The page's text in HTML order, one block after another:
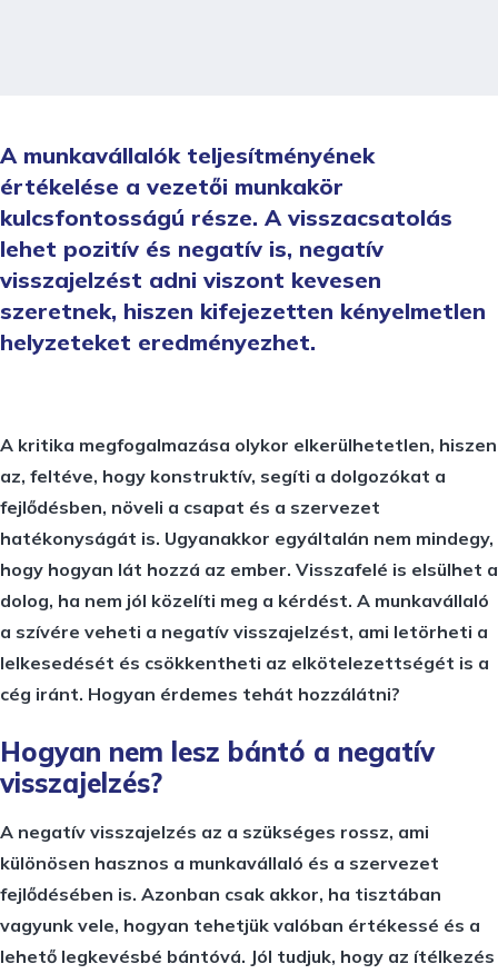
A munkavállalók teljesítményének
értékelése a vezetői munkakör
kulcsfontosságú része. A visszacsatolás
lehet pozitív és negatív is, negatív
visszajelzést adni viszont kevesen
szeretnek, hiszen kifejezetten kényelmetlen
helyzeteket eredményezhet.
A kritika megfogalmazása olykor elkerülhetetlen, hiszen
az, feltéve, hogy konstruktív, segíti a dolgozókat a
fejlődésben, növeli a csapat és a szervezet
hatékonyságát is. Ugyanakkor egyáltalán nem mindegy,
hogy hogyan lát hozzá az ember. Visszafelé is elsülhet a
dolog, ha nem jól közelíti meg a kérdést. A munkavállaló
a szívére veheti a negatív visszajelzést, ami letörheti a
lelkesedését és csökkentheti az elkötelezettségét is a
cég iránt. Hogyan érdemes tehát hozzálátni?
Hogyan nem lesz bántó a negatív
visszajelzés?
A negatív visszajelzés az a szükséges rossz, ami
különösen hasznos a munkavállaló és a szervezet
fejlődésében is. Azonban csak akkor, ha tisztában
vagyunk vele, hogyan tehetjük valóban értékessé és a
lehető legkevésbé bántóvá. Jól tudjuk, hogy az ítélkezés